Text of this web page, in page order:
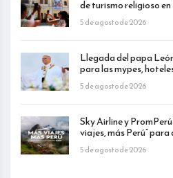
de turismo religioso en
5 de agosto de 2026
Llegada del papa
para las mypes,
5 de agosto de 2026
Sky Airline y
viajes, más Perú”
5 de agosto de 2026